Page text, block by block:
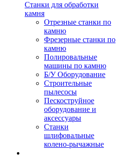
Станки для обработки
камня
Отрезные станки по
камню
Фрезерные станки по
камню
Полировальные
машины по камню
Б/У Оборудование
Строительные
пылесосы
Пескоструйное
оборудование и
аксессуары
Станки
шлифовальные
колено-рычажные